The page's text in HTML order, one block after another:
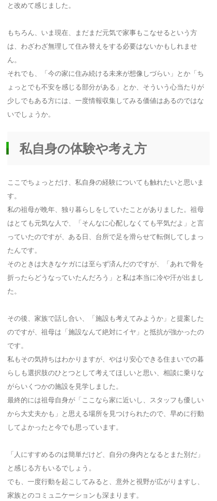
と改めて感じました。
もちろん、いま現在、まだまだ元気で家事もこなせるという方
は、わざわざ無理して住み替えをする必要はないかもしれませ
ん。
それでも、「今の家に住み続ける未来が想像しづらい」とか「ち
ょっとでも不安を感じる部分がある」とか、そういう心当たりが
少しでもある方には、一度情報収集してみる価値はあるのではな
いでしょうか。
私自身の体験や考え方
ここでちょっとだけ、私自身の経験についても触れたいと思いま
す。
私の祖母が晩年、独り暮らしをしていたことがありました。祖母
はとても元気な人で、「そんなに心配しなくても平気だよ」と言
っていたのですが、ある日、台所で足を滑らせて転倒してしまっ
たんです。
そのときは大きなケガには至らず済んだのですが、「あれで骨を
折ったらどうなっていたんだろう」と私は本当に冷や汗が出まし
た。
その後、家族で話し合い、「施設も考えてみようか」と提案した
のですが、祖母は「施設なんて絶対にイヤ」と抵抗が強かったの
です。
私もその気持ちはわかりますが、やはり安心できる住まいでの暮
らしも選択肢のひとつとして考えてほしいと思い、相談に乗りな
がらいくつかの施設を見学しました。
最終的には祖母自身が「ここなら家に近いし、スタッフも優しい
から大丈夫かも」と思える場所を見つけられたので、早めに行動
してよかったと今でも思っています。
「人にすすめるのは簡単だけど、自分の身内となるとまた別だ」
と感じる方もいるでしょう。
でも、一度行動を起こしてみると、意外と視野が広がりますし、
家族とのコミュニケーションも深まります。